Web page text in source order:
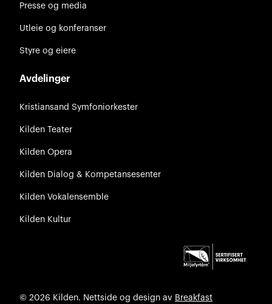
Presse og media
Utleie og konferanser
Styre og eiere
Avdelinger
Kristiansand Symfoniorkester
Kilden Teater
Kilden Opera
Kilden Dialog & Kompetansesenter
Kilden Vokalensemble
Kilden Kultur
© 2026 Kilden. Nettside og design av Breakfast